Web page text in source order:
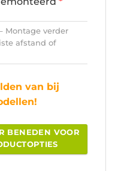
Montage verder
afstand of
van bij
BENEDEN VOOR